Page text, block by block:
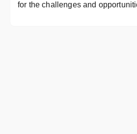
for the challenges and